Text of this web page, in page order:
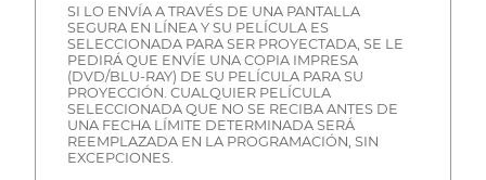
SI LO ENVÍA A TRAVÉS DE UNA PANTALLA
SEGURA EN LÍNEA Y SU PELÍCULA ES
SELECCIONADA PARA SER PROYECTADA, SE LE
PEDIRÁ QUE ENVÍE UNA COPIA IMPRESA
(DVD/BLU-RAY) DE SU PELÍCULA PARA SU
PROYECCIÓN. CUALQUIER PELÍCULA
SELECCIONADA QUE NO SE RECIBA ANTES DE
UNA FECHA LÍMITE DETERMINADA SERÁ
REEMPLAZADA EN LA PROGRAMACIÓN, SIN
EXCEPCIONES.